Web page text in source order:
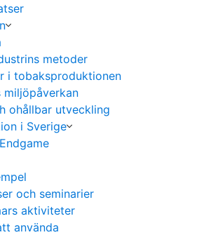
metoder
i tobaksproduktionen
miljöpåverkan
ohållbar utveckling
i Sverige
och seminarier
aktiviteter
använda